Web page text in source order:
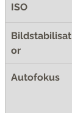
ISO
Bildstabilisat
or
Autofokus